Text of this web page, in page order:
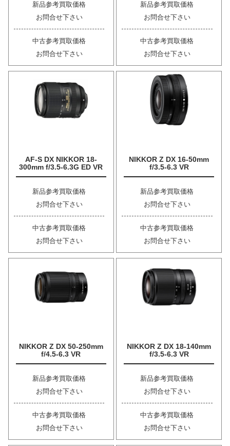
新品参考買取価格
お問合せ下さい
中古参考買取価格
お問合せ下さい
新品参考買取価格
お問合せ下さい
中古参考買取価格
お問合せ下さい
AF-S DX NIKKOR 18-
300mm f/3.5-6.3G ED VR
新品参考買取価格
お問合せ下さい
中古参考買取価格
お問合せ下さい
NIKKOR Z DX 16-50mm
f/3.5-6.3 VR
新品参考買取価格
お問合せ下さい
中古参考買取価格
お問合せ下さい
NIKKOR Z DX 50-250mm
f/4.5-6.3 VR
新品参考買取価格
お問合せ下さい
中古参考買取価格
お問合せ下さい
NIKKOR Z DX 18-140mm
f/3.5-6.3 VR
新品参考買取価格
お問合せ下さい
中古参考買取価格
お問合せ下さい